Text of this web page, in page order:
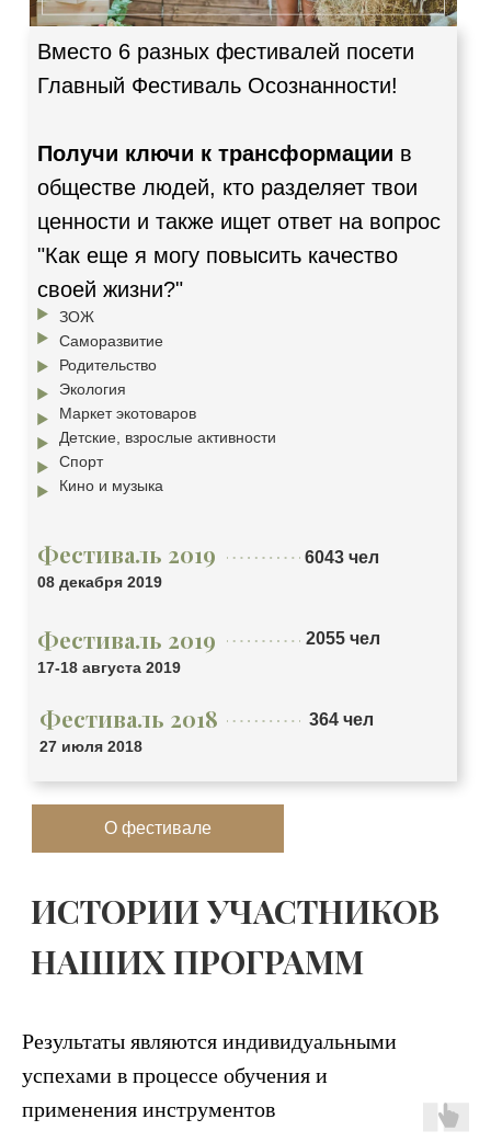
ИСТОРИИ УЧАСТНИКОВ
НАШИХ ПРОГРАММ
О фестивале
ЗОЖ
Саморазвитие
Родительство
Экология
Маркет экотоваров
Детские, взрослые активности
Спорт
Кино и музыка
Фестиваль 2019
08 декабря 2019
6043 чел
Фестиваль 2019
17-18 августа 2019
2055 чел
Фестиваль 2018
27 июля 2018
364 чел
Вместо 6 разных фестивалей посети
Главный Фестиваль Осознанности!
Получи ключи к трансформации в
обществе людей, кто разделяет твои
ценности и также ищет ответ на вопрос
"Как еще я могу повысить качество
своей жизни?"
Результаты являются индивидуальными
успехами в процессе обучения и
применения инструментов